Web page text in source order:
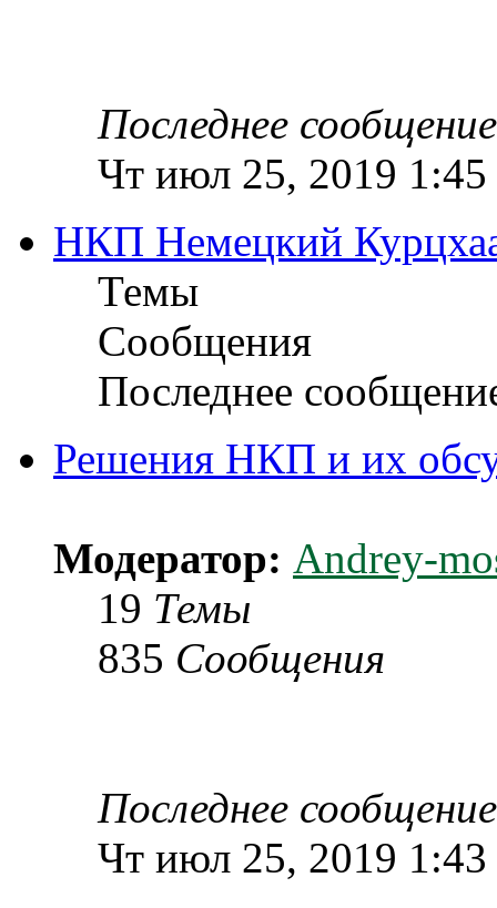
Последнее сообщение
Чт июл 25, 2019 1:45
НКП Немецкий
Темы
Сообщения
Последнее
Решения НКП и их
Модератор: Andrey-
19 Темы
835 Сообщения
Последнее сообщение
Чт июл 25, 2019 1:43